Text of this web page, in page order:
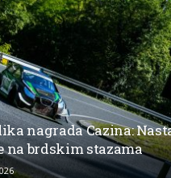
nagrada Cazina:
na brdskim stazama